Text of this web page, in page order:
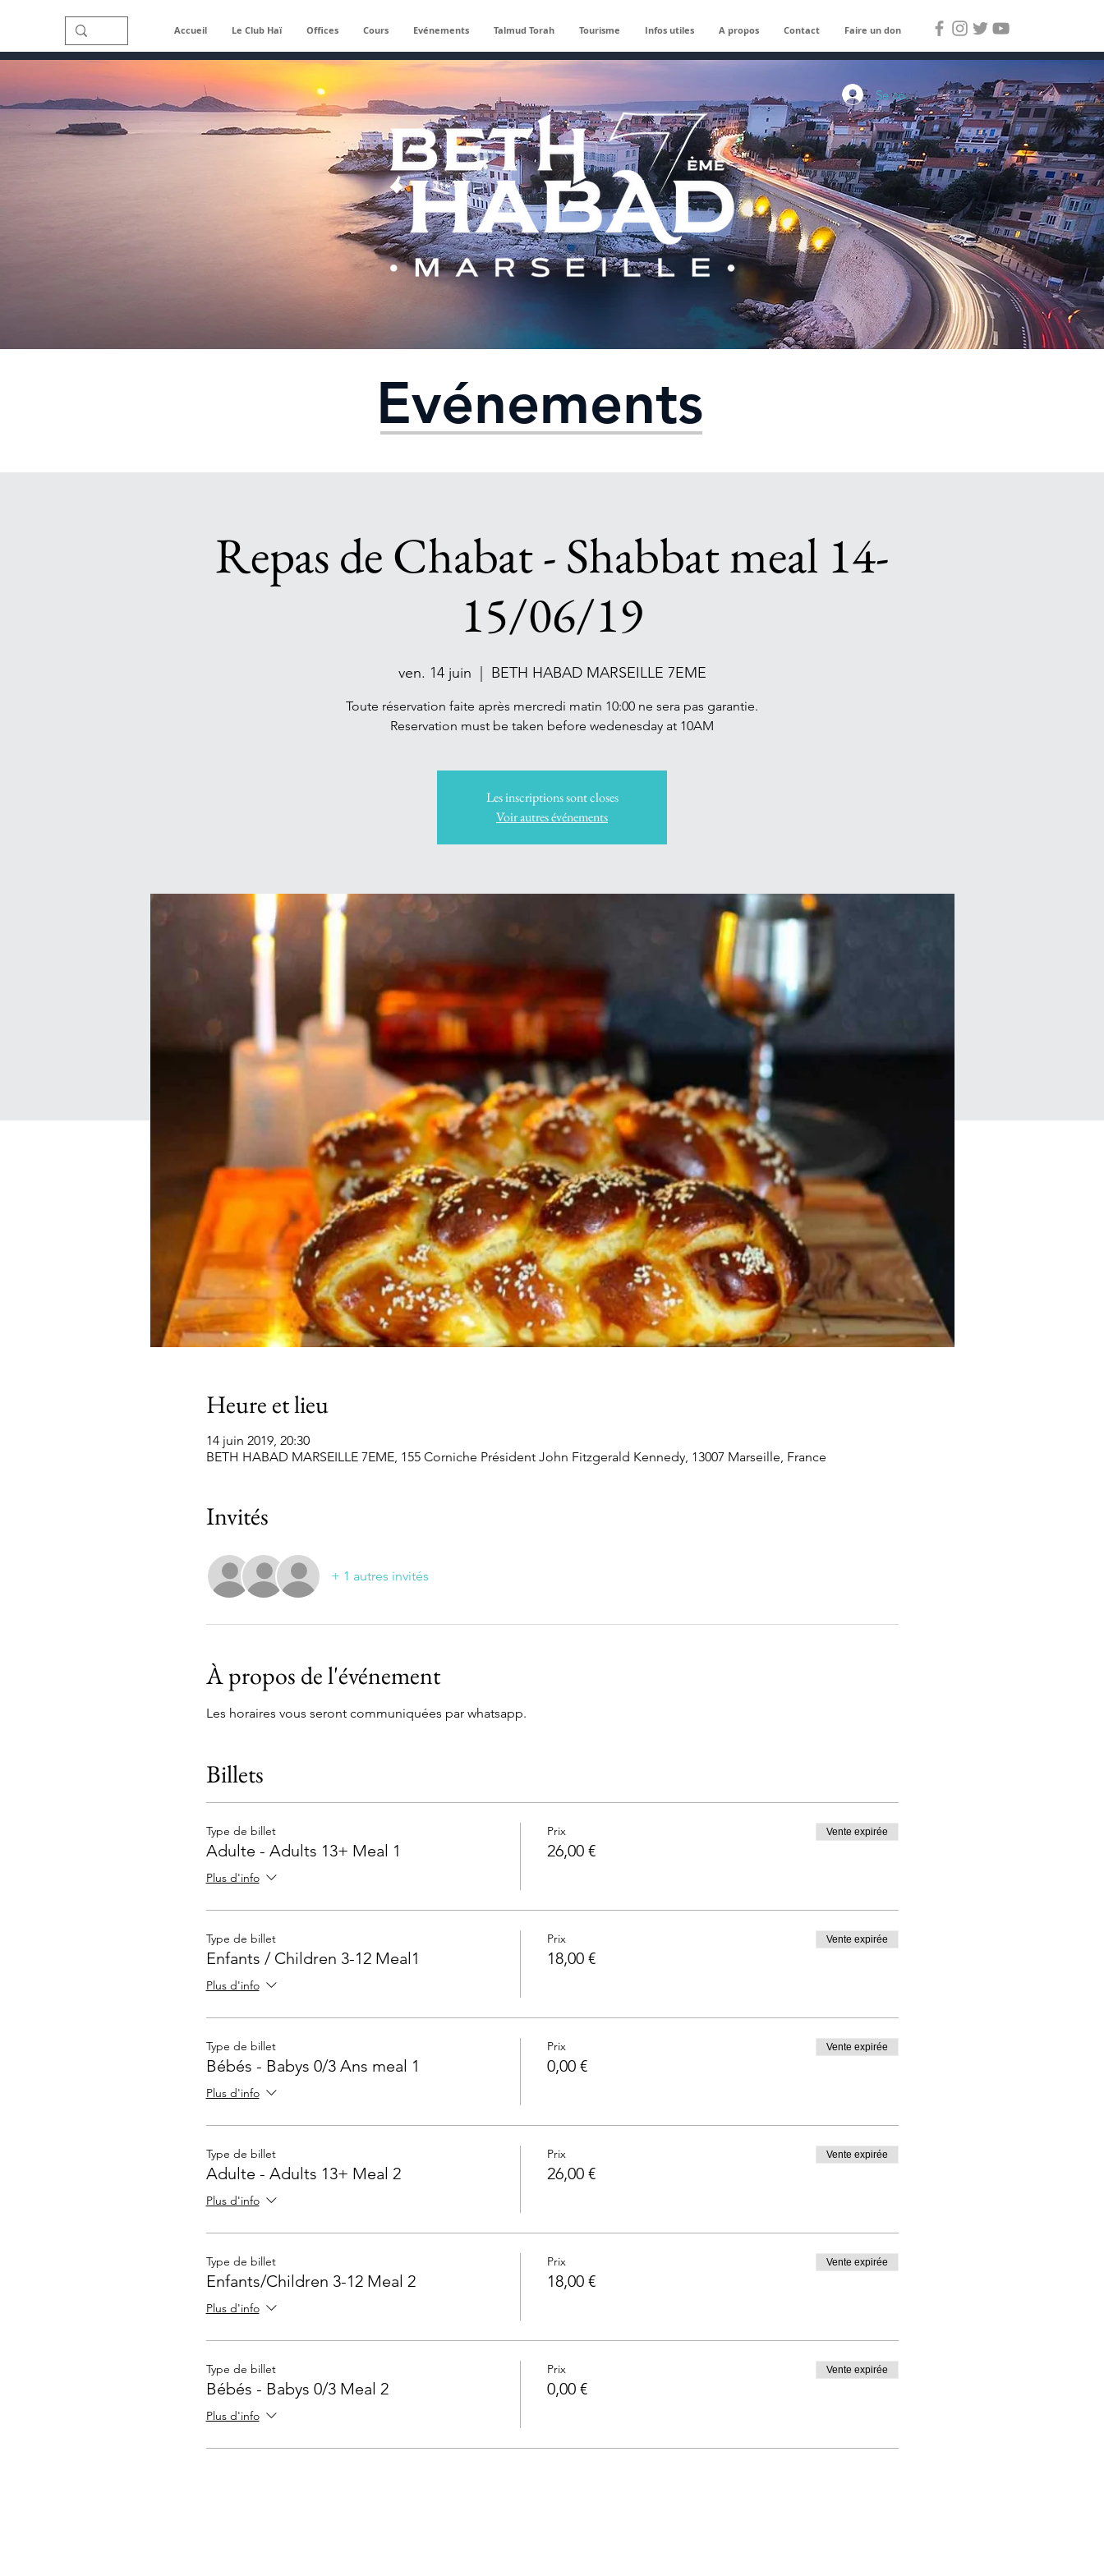
Accueil Le Club Haï Offices Cours Evénements Talmud Torah Tourisme Infos utiles A propos Contact Faire un don
Evénements
Repas de Chabat - Shabbat meal 14-
15/06/19
ven. 14 juin BETH HABAD MARSEILLE 7EME
Toute réservation faite après mercredi matin 10:00 ne sera pas garantie.
Reservation must be taken before wedenesday at 10AM
Les inscriptions sont closes
Voir autres événements
Heure et lieu
14 juin 2019, 20:30
BETH HABAD MARSEILLE 7EME, 155 Corniche Président John Fitzgerald Kennedy, 13007 Marseille, France
Invités
+ 1 autres invités
À propos de l'événement
Les horaires vous seront communiquées par whatsapp.
Billets
Type de billet
Adulte - Adults 13+ Meal 1
Plus d'info
Prix
26,00 €
Vente expirée
Type de billet
Enfants / Children 3-12 Meal1
Plus d'info
Prix
18,00 €
Vente expirée
Type de billet
Bébés - Babys 0/3 Ans meal 1
Plus d'info
Prix
0,00 €
Vente expirée
Type de billet
Adulte - Adults 13+ Meal 2
Plus d'info
Prix
26,00 €
Vente expirée
Type de billet
Enfants/Children 3-12 Meal 2
Plus d'info
Prix
18,00 €
Vente expirée
Type de billet
Bébés - Babys 0/3 Meal 2
Plus d'info
Prix
0,00 €
Vente expirée
Se connecter